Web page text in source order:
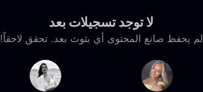
لا توجد تسجيلات بعد
لم يحفظ صانع المحتوى أي بثوث بعد. تحقق لاحقاً!